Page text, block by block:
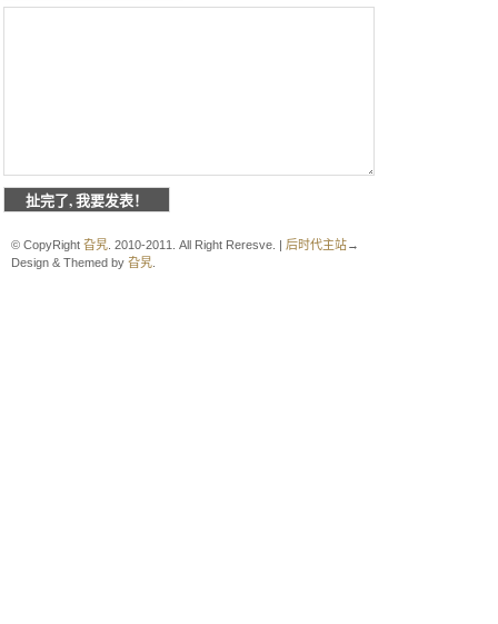
© CopyRight 旮旯 . 2010-2011. All Right Reresve. | 后时代主站→
Design & Themed by 旮旯